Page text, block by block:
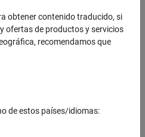
fue esta traducción?
obtener contenido traducido, si
ofertas de productos y servicios
recomendamos que
de estos países/idiomas: